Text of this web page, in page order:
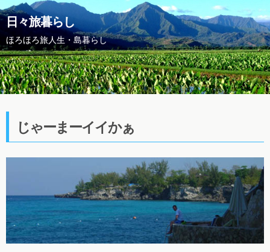
日々旅暮らし
ほろほろ旅人生・島暮らし
じゃーまーイイかぁ